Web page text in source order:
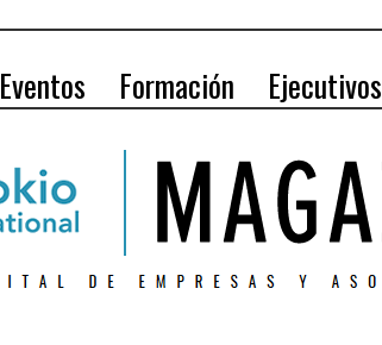
Eventos Formación Ejecutivos